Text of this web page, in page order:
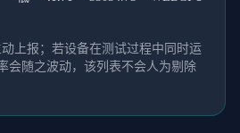
上报；若设备在测试过程中同时运
会随之波动，该列表不会人为剔除